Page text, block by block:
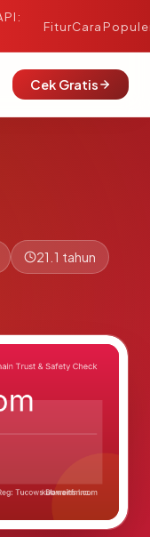
FiturCara
Cek Gratis
21.1 tahun